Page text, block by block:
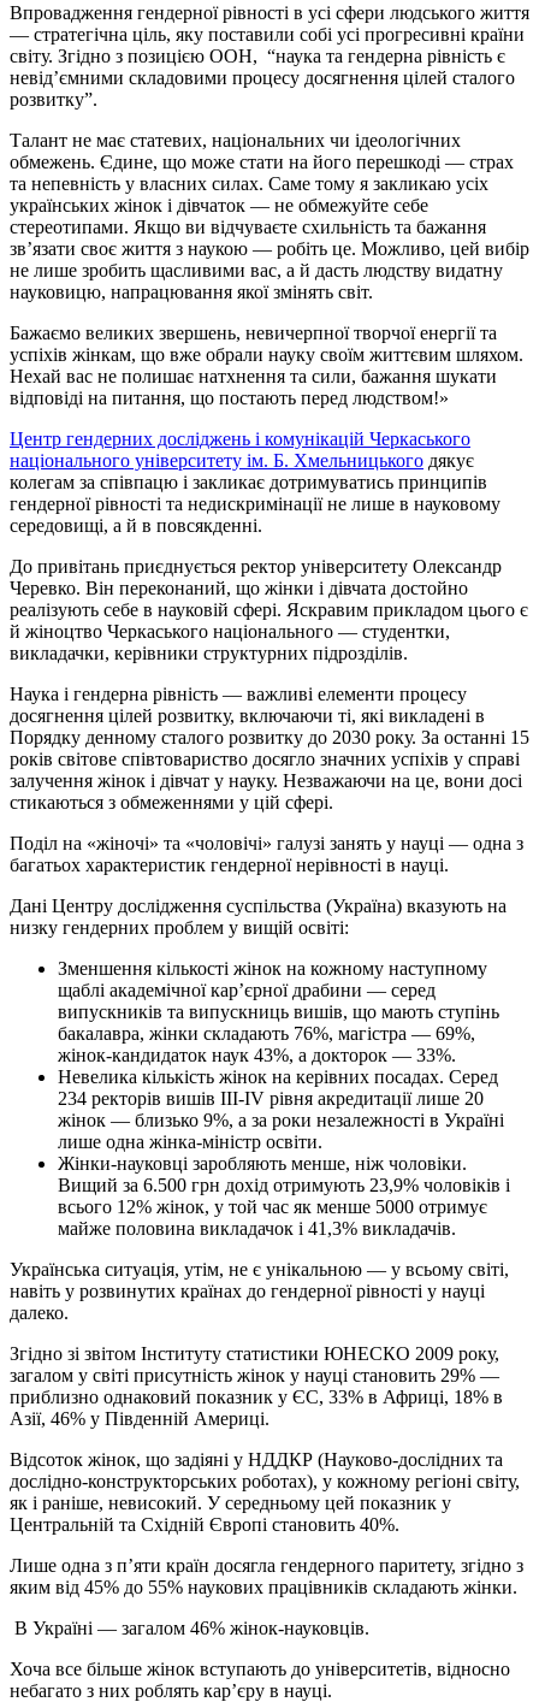
Впровадження гендерної рівності в усі сфери людського життя
— стратегічна ціль, яку поставили собі усі прогресивні країни
світу. Згідно з позицією ООН, “наука та гендерна рівність є
невід’ємними складовими процесу досягнення цілей сталого
розвитку”.
Талант не має статевих, національних чи ідеологічних
обмежень. Єдине, що може стати на його перешкоді — страх
та непевність у власних силах. Саме тому я закликаю усіх
українських жінок і дівчаток — не обмежуйте себе
стереотипами. Якщо ви відчуваєте схильність та бажання
зв’язати своє життя з наукою — робіть це. Можливо, цей вибір
не лише зробить щасливими вас, а й дасть людству видатну
науковицю, напрацювання якої змінять світ.
Бажаємо великих звершень, невичерпної творчої енергії та
успіхів жінкам, що вже обрали науку своїм життєвим шляхом.
Нехай вас не полишає натхнення та сили, бажання шукати
відповіді на питання, що постають перед людством!»
Центр гендерних досліджень і комунікацій Черкаського
національного університету ім. Б. Хмельницького дякує
колегам за співпацю і закликає дотримуватись принципів
гендерної рівності та недискримінації не лише в науковому
середовищі, а й в повсякденні.
До привітань приєднується ректор університету Олександр
Черевко. Він переконаний, що жінки і дівчата достойно
реалізують себе в науковій сфері. Яскравим прикладом цього є
й жіноцтво Черкаського національного — студентки,
викладачки, керівники структурних підрозділів.
Наука і гендерна рівність — важливі елементи процесу
досягнення цілей розвитку, включаючи ті, які викладені в
Порядку денному сталого розвитку до 2030 року. За останні 15
років світове співтовариство досягло значних успіхів у справі
залучення жінок і дівчат у науку. Незважаючи на це, вони досі
стикаються з обмеженнями у цій сфері.
Поділ на «жіночі» та «чоловічі» галузі занять у науці — одна з
багатьох характеристик гендерної нерівності в науці.
Дані Центру дослідження суспільства (Україна) вказують на
низку гендерних проблем у вищій освіті:
Зменшення кількості жінок на кожному наступному
щаблі академічної кар’єрної драбини — серед
випускників та випускниць вишів, що мають ступінь
бакалавра, жінки складають 76%, магістра — 69%,
жінок-кандидаток наук 43%, а докторок — 33%.
Невелика кількість жінок на керівних посадах. Серед
234 ректорів вишів ІІІ-ІV рівня акредитації лише 20
жінок — близько 9%, а за роки незалежності в Україні
лише одна жінка-міністр освіти.
Жінки-науковці заробляють менше, ніж чоловіки.
Вищий за 6.500 грн дохід отримують 23,9% чоловіків і
всього 12% жінок, у той час як менше 5000 отримує
майже половина викладачок і 41,3% викладачів.
Українська ситуація, утім, не є унікальною — у всьому світі,
навіть у розвинутих країнах до гендерної рівності у науці
далеко.
Згідно зі звітом Інституту статистики ЮНЕСКО 2009 року,
загалом у світі присутність жінок у науці становить 29% —
приблизно однаковий показник у ЄС, 33% в Африці, 18% в
Азії, 46% у Південній Америці.
Відсоток жінок, що задіяні у НДДКР (Науково-дослідних та
дослідно-конструкторських роботах), у кожному регіоні світу,
як і раніше, невисокий. У середньому цей показник у
Центральній та Східній Європі становить 40%.
Лише одна з п’яти країн досягла гендерного паритету, згідно з
яким від 45% до 55% наукових працівників складають жінки.
В Україні — загалом 46% жінок-науковців.
Хоча все більше жінок вступають до університетів, відносно
небагато з них роблять кар’єру в науці.